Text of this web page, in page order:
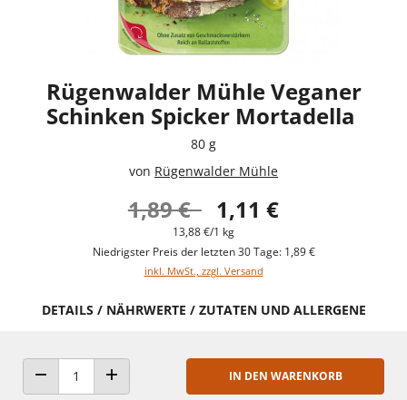
Rügenwalder Mühle Veganer
Schinken Spicker Mortadella
80 g
von Rügenwalder Mühle
1,89 € 1,11 €
13,88 €/1 kg
Niedrigster Preis der letzten 30 Tage: 1,89 €
inkl. MwSt., zzgl. Versand
DETAILS / NÄHRWERTE / ZUTATEN UND ALLERGENE
ANZAHL VERRINGERNANZAHL ERHÖHEN
IN DEN WARENKORB